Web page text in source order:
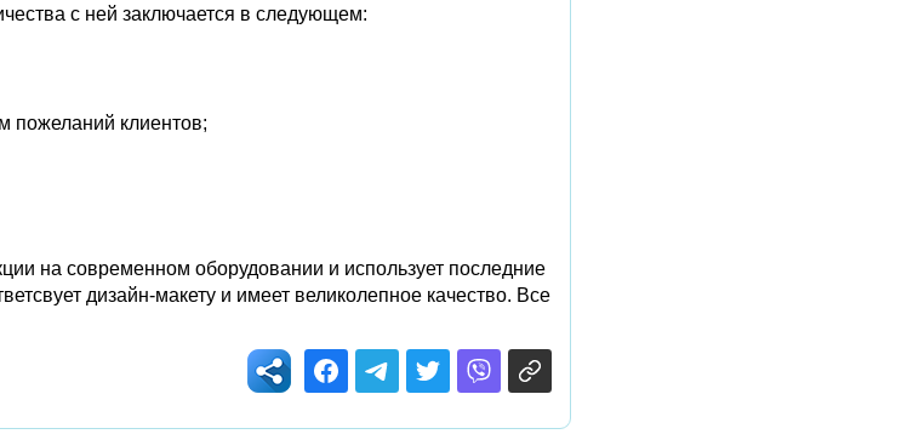
с ней заключается в следующем:
пожеланий клиентов;
на современном оборудовании и использует последние
дизайн-макету и имеет великолепное качество. Все